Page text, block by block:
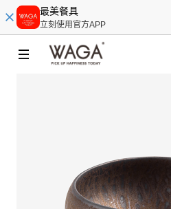
最美餐具
立刻使用官方APP